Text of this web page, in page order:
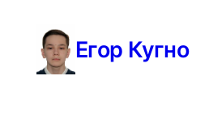
содержимому
Егор Кугно